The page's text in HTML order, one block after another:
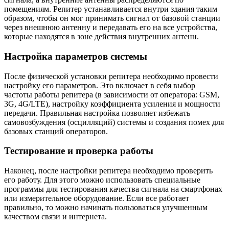
помещениям. Репитер устанавливается внутри здания таким
образом, чтобы он мог принимать сигнал от базовой станции
через внешнюю антенну и передавать его на все устройства,
которые находятся в зоне действия внутренних антенн.
Настройка параметров системы
После физической установки репитера необходимо провести
настройку его параметров. Это включает в себя выбор
частоты работы репитера (в зависимости от оператора: GSM,
3G, 4G/LTE), настройку коэффициента усиления и мощности
передачи. Правильная настройка позволяет избежать
самовозбуждения (осцилляций) системы и создания помех для
базовых станций операторов.
Тестирование и проверка работы
Наконец, после настройки репитера необходимо проверить
его работу. Для этого можно использовать специальные
программы для тестирования качества сигнала на смартфонах
или измерительное оборудование. Если все работает
правильно, то можно начинать пользоваться улучшенным
качеством связи и интернета.